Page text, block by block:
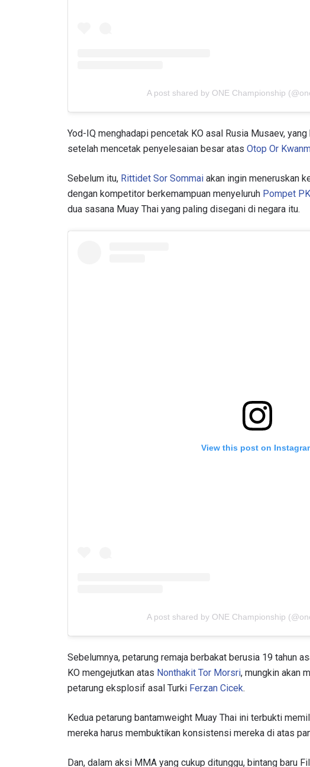
A post shared by ONE Championship
Yod-IQ menghadapi pencetak KO asal Rusia Musaev,
setelah mencetak penyelesaian besar atas Otop Or
Sebelum itu, Rittidet Sor Sommai akan ingin meneruskan
dengan kompetitor berkemampuan menyeluruh Pompet
dua sasana Muay Thai yang paling disegani di negara itu.
View this post on
A post shared by ONE Championship
Sebelumnya, petarung remaja berbakat berusia 19 tahun
KO mengejutkan atas Nonthakit Tor Morsri, mungkin akan
petarung eksplosif asal Turki Ferzan Cicek.
Kedua petarung bantamweight Muay Thai ini terbukti
mereka harus membuktikan konsistensi mereka di atas
Dan, dalam aksi MMA yang cukup ditunggu, bintang baru